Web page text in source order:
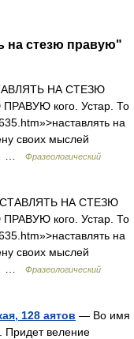
на стезю правую"
НА СТЕЗЮ
кого. Устар. То
на
своих мыслей
…
Фразеологический
НА СТЕЗЮ
кого. Устар. То
на
своих мыслей
…
Фразеологический
128 аятов — Во имя
Придет веление